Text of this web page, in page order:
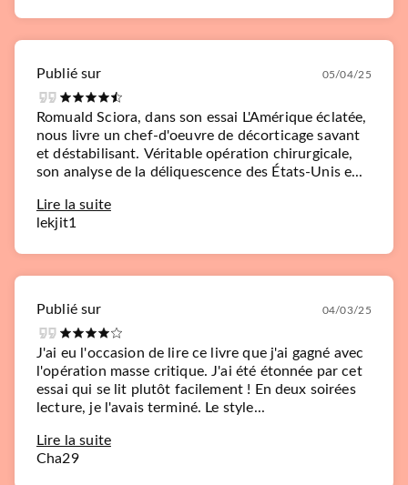
Publié sur 05/04/25
Romuald Sciora, dans son essai L'Amérique éclatée,
nous livre un chef-d'oeuvre de décorticage savant
et déstabilisant. Véritable opération chirurgicale,
son analyse de la déliquescence des États-Unis e...
Lire la suite
lekjit1
Publié sur 04/03/25
J'ai eu l'occasion de lire ce livre que j'ai gagné avec
l'opération masse critique. J'ai été étonnée par cet
essai qui se lit plutôt facilement ! En deux soirées
lecture, je l'avais terminé. Le style...
Lire la suite
Cha29